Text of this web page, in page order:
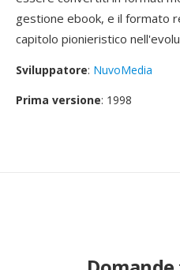
gestione ebook, e il formato
capitolo pionieristico
Sviluppatore: NuvoMedia
Prima versione: 1998